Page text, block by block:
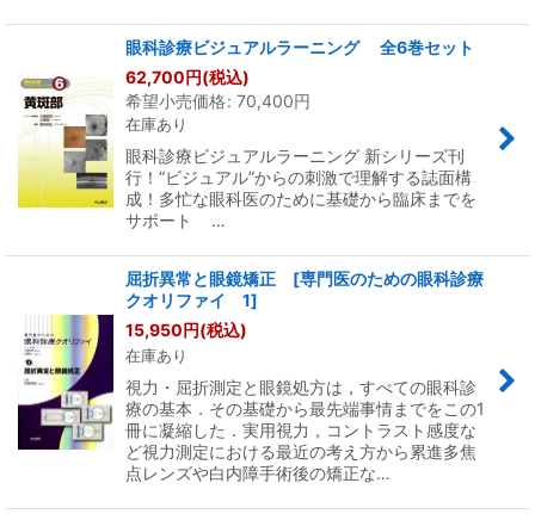
眼科診療ビジュアルラーニング 全6巻セット
62,700円(税込)
希望小売価格: 70,400円
在庫あり
眼科診療ビジュアルラーニング 新シリーズ刊
行！“ビジュアル”からの刺激で理解する誌面構
成！多忙な眼科医のために基礎から臨床までを
サポート …
屈折異常と眼鏡矯正 [専門医のための眼科診療
クオリファイ 1]
15,950円(税込)
在庫あり
視力・屈折測定と眼鏡処方は，すべての眼科診
療の基本．その基礎から最先端事情までをこの1
冊に凝縮した．実用視力，コントラスト感度な
ど視力測定における最近の考え方から累進多焦
点レンズや白内障手術後の矯正な…